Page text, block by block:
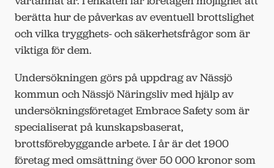
berätta hur de påverkas av eventuell brottslighet
och vilka trygghets- och säkerhetsfrågor som är
viktiga för dem.
Undersökningen görs på uppdrag av Nässjö
kommun och Nässjö Näringsliv med hjälp av
undersökningsföretaget Embrace Safety som är
specialiserat på kunskapsbaserat,
brottsförebyggande arbete. I år är det 1900
företag med omsättning över 50 000 kronor som